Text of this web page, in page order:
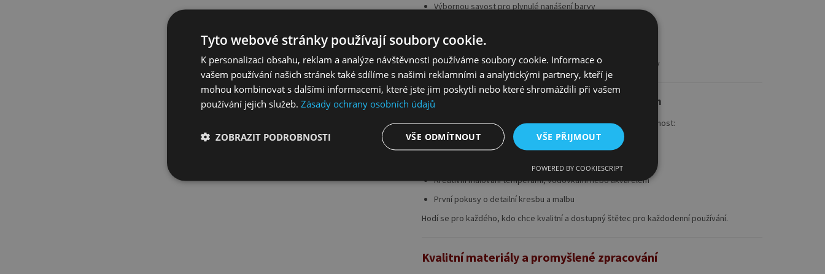
Výbornou savost pro plynulé nanášení barvy
Měkký tah, který je šetrný k papíru i dětským rukám
Rovnoměrné pokrytí bez zbytečných šmouh a přebytků barvy
3) Všestranné použití doma, ve škole i na kroužcích
Kolibri 9PO je ideálním pomocníkem pro jakoukoliv výtvarnou činnost:
Školní výtvarná výchova
Kreativní malování temperami, vodovkami nebo akvarelem
První pokusy o detailní kresbu a malbu
Hodí se pro každého, kdo chce kvalitní a dostupný štětec pro každodenní používání.
Kvalitní materiály a promyšlené zpracování
Tyto webové stránky používají soubory cookie.
K personalizaci obsahu, reklam a analýze návštěvnosti používáme soubory cookie. Informace o
vašem používání našich stránek také sdílíme s našimi reklamními a analytickými partnery, kteří je
mohou kombinovat s dalšími informacemi, které jste jim poskytli nebo které shromáždili při vašem
používání jejich služeb. Zásady ochrany osobních údajů
VŠE PŘIJMOUT
VŠE ODMÍTNOUT
ZOBRAZIT PODROBNOSTI
POWERED BY COOKIESCRIPT